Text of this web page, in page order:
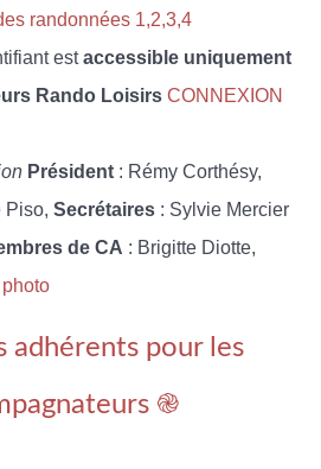
randonnées 1,2,3,4
estaccessible uniquement
Rando Loisirs CONNEXION
Président : Rémy Corthésy,
Piso, Secrétaires : Sylvie Mercier
de CA : Brigitte Diotte,
adhérents pour les
֎